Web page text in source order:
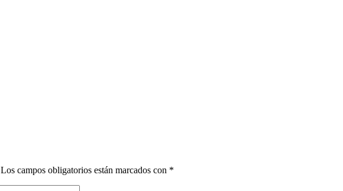
Los campos obligatorios están marcados con *